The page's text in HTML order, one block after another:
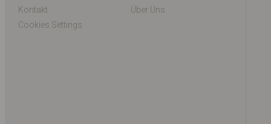
Kontakt
Über Uns
Cookies Settings